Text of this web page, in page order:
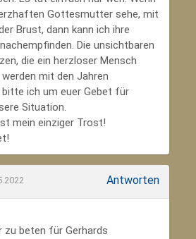
Gottesmutter sehe, mit
Brust, dann kann ich ihre
Die unsichtbaren
die ein herzloser Mensch
mit den Jahren
bitte ich um euer Gebet für
Situation.
mein einziger Trost!
Antworten
beten für Gerhards